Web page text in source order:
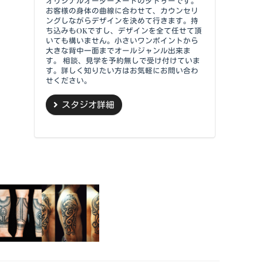
お客様の身体の曲線に合わせて、カウンセリ
ングしながらデザインを決めて行きます。持
ち込みもOKですし、デザインを全て任せて頂
いても構いません。小さいワンポイントから
大きな背中一面までオールジャンル出来ま
す。 相談、見学を予約無しで受け付けていま
す。詳しく知りたい方はお気軽にお問い合わ
せください。
スタジオ詳細